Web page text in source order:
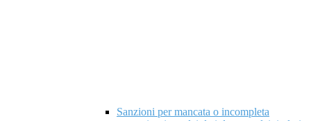
Sanzioni per mancata o incompleta